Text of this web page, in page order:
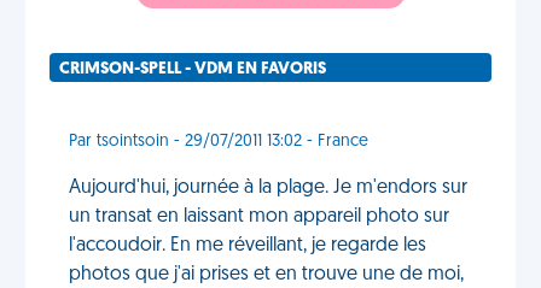
CRIMSON-SPELL - VDM EN FAVORIS
Par tsointsoin - 29/07/2011 13:02 - France
Aujourd'hui, journée à la plage. Je m'endors sur
un transat en laissant mon appareil photo sur
l'accoudoir. En me réveillant, je regarde les
photos que j'ai prises et en trouve une de moi,